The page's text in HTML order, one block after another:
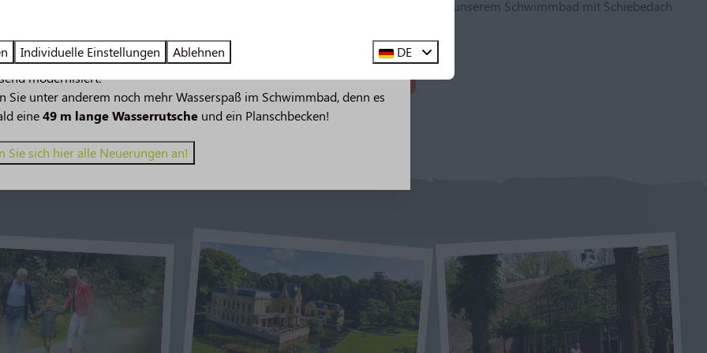
Buchen Sie ein privates Abendessen, schwimmen Sie ein paar Bahnen in unserem Schwimmbad mit Schiebedach
jetzt einen Aufenthalt auf unserem 50-Plus-Campingplatz in Drenthe
noch mehr Urlaubsspaß! 🤩 Mehrere Einrichtungen werden
modernisiert.
Sie unter anderem noch mehr Wasserspaß im Schwimmbad, denn es
eine49 m lange Wasserrutsche und ein Planschbecken!
Sie sich hier alle Neuerungen an!
Individuelle Einstellungen Ablehnen DE